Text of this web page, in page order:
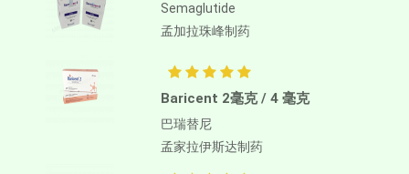
Semaglutide
孟加拉珠峰制药
Baricent 2毫克 / 4 毫克
巴瑞替尼
孟家拉伊斯达制药